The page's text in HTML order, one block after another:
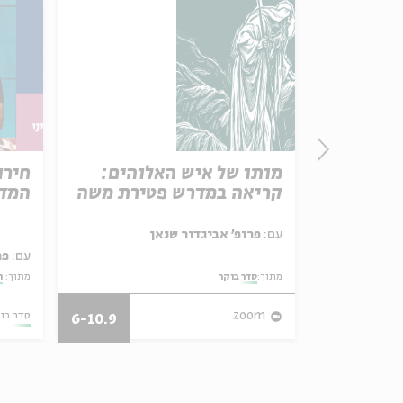
עם:
מתוך:
סדר
מותו של איש האלוהים:
קריאה במדרש פטירת משה
עם:
מתוך:סדר בוקר
zoom
6-10.9